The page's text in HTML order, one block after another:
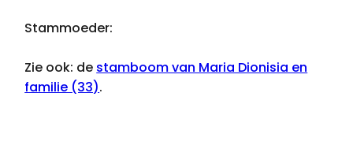
Stammoeder:
Zie ook: de stamboom van Maria Dionisia en
familie (33).